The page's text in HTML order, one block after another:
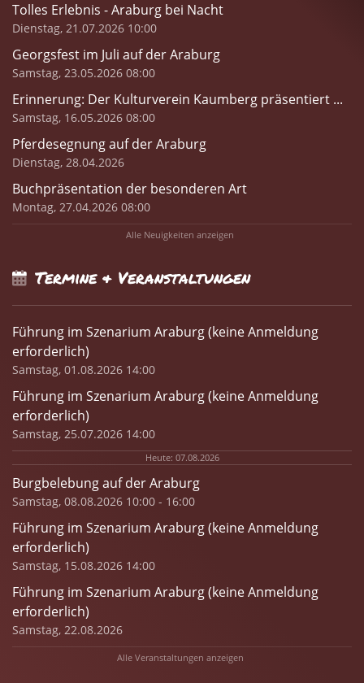
Tolles Erlebnis - Araburg bei Nacht
Dienstag, 21.07.2026 10:00
Georgsfest im Juli auf der Araburg
Samstag, 23.05.2026 08:00
Erinnerung: Der Kulturverein Kaumberg präsentiert ...
Samstag, 16.05.2026 08:00
Pferdesegnung auf der Araburg
Dienstag, 28.04.2026
Buchpräsentation der besonderen Art
Montag, 27.04.2026 08:00
Alle Neuigkeiten anzeigen
Termine & Veranstaltungen
Führung im Szenarium Araburg (keine Anmeldung
erforderlich)
Samstag, 01.08.2026 14:00
Führung im Szenarium Araburg (keine Anmeldung
erforderlich)
Samstag, 25.07.2026 14:00
Heute: 07.08.2026
Burgbelebung auf der Araburg
Samstag, 08.08.2026 10:00 - 16:00
Führung im Szenarium Araburg (keine Anmeldung
erforderlich)
Samstag, 15.08.2026 14:00
Führung im Szenarium Araburg (keine Anmeldung
erforderlich)
Samstag, 22.08.2026
Alle Veranstaltungen anzeigen